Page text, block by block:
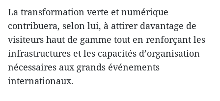
La transformation verte et numérique
contribuera, selon lui, à attirer davantage de
visiteurs haut de gamme tout en renforçant les
infrastructures et les capacités d’organisation
nécessaires aux grands événements
internationaux.